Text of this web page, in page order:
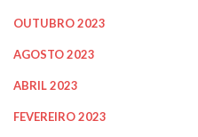
OUTUBRO 2023
AGOSTO 2023
ABRIL 2023
FEVEREIRO 2023